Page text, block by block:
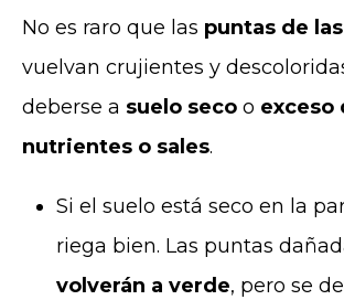
No es raro que las puntas de
vuelvan crujientes y
deberse a suelo seco o exceso
nutrientes o sales.
Si el suelo está seco en la
riega bien. Las puntas
volverán a verde, pero se